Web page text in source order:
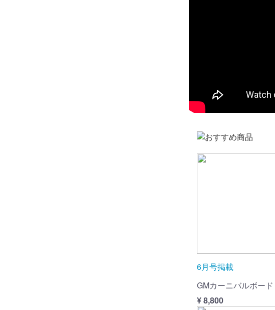
6月号掲載
GMカーニバルボード
¥ 8,800